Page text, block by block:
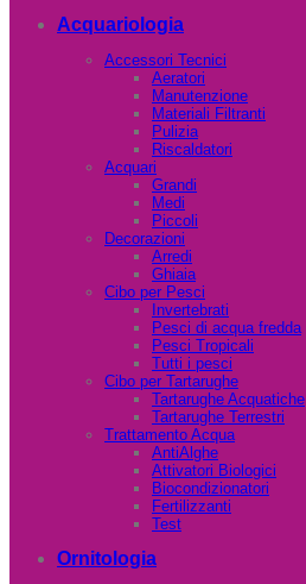
Acquariologia
Accessori Tecnici
Aeratori
Manutenzione
Materiali Filtranti
Pulizia
Riscaldatori
Acquari
Grandi
Medi
Piccoli
Decorazioni
Arredi
Ghiaia
Cibo per Pesci
Invertebrati
Pesci di acqua fredda
Pesci Tropicali
Tutti i pesci
Cibo per Tartarughe
Tartarughe Acquatiche
Tartarughe Terrestri
Trattamento Acqua
AntiAlghe
Attivatori Biologici
Biocondizionatori
Fertilizzanti
Test
Ornitologia